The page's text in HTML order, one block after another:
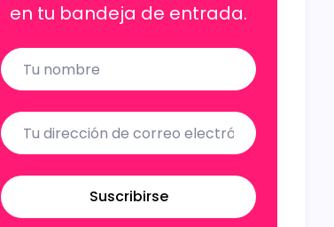
en tu bandeja de entrada.
Name
Email
Suscribirse